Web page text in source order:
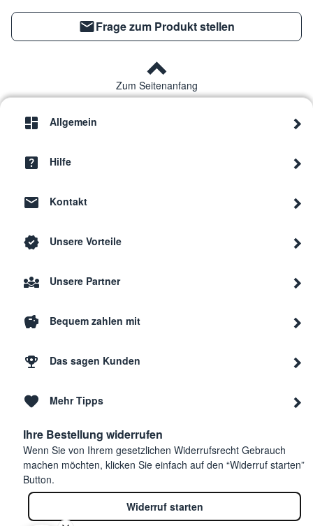
Frage zum Produkt stellen
Zum Seitenanfang
Allgemein
Hilfe
Kontakt
Unsere Vorteile
Unsere Partner
Bequem zahlen mit
Das sagen Kunden
Mehr Tipps
Ihre Bestellung widerrufen
Wenn Sie von Ihrem gesetzlichen Widerrufsrecht Gebrauch
machen möchten, klicken Sie einfach auf den “Widerruf starten”
Button.
Widerruf starten